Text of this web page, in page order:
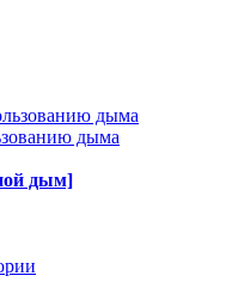
дыма
дым]